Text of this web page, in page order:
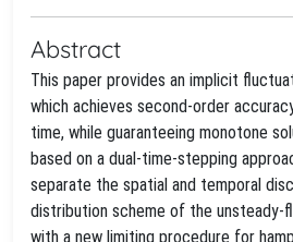
Abstract
This paper provides an implicit
which achieves second-order
time, while guaranteeing monotone
based on a dual-time-stepping
separate the spatial and temporal
distribution scheme of the unsteady-
with a new limiting procedure for